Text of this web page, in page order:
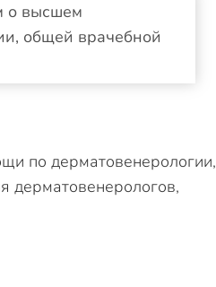
о высшем
общей врачебной
по дерматовенерологии,
дерматовенерологов,